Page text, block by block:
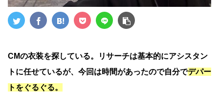
CMの衣装を探している。リサーチは基本的にアシスタン
トに任せているが、今回は時間があったので自分でデパー
トをぐるぐる。